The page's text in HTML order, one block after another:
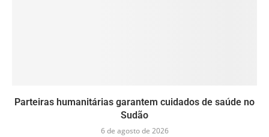
Parteiras humanitárias garantem cuidados de saúde no
Sudão
6 de agosto de 2026